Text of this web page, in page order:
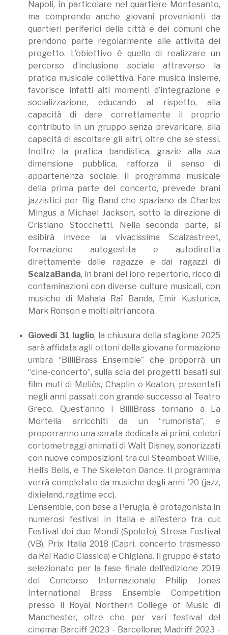
Napoli, in particolare nel quartiere Montesanto,
ma comprende anche giovani provenienti da
quartieri periferici della città e dei comuni che
prendono parte regolarmente alle attività del
progetto. L’obiettivo è quello di realizzare un
percorso d’inclusione sociale attraverso la
pratica musicale collettiva. Fare musica insieme,
favorisce infatti alti momenti d’integrazione e
socializzazione, educando al rispetto, alla
capacità di dare correttamente il proprio
contributo in un gruppo senza prevaricare, alla
capacità di ascoltare gli altri, oltre che se stessi.
Inoltre la pratica bandistica, grazie alla sua
dimensione pubblica, rafforza il senso di
appartenenza sociale. Il programma musicale
della prima parte del concerto, prevede brani
jazzistici per Big Band che spaziano da Charles
Mingus a Michael Jackson, sotto la direzione di
Cristiano Stocchetti. Nella seconda parte, si
esibirà invece la vivacissima Scalzastreet,
formazione autogestita e autodiretta
direttamente dalle ragazze e dai ragazzi di
ScalzaBanda, in brani del loro repertorio, ricco di
contaminazioni con diverse culture musicali, con
musiche di Mahala Raï Banda, Emir Kusturica,
Mark Ronson e molti altri ancora.
Giovedi 31 luglio, la chiusura della stagione 2025
sarà affidata agli ottoni della giovane formazione
umbra “BilliBrass Ensemble” che proporrà un
“cine-concerto”, sulla scia dei progetti basati sui
film muti di Meliès, Chaplin o Keaton, presentati
negli anni passati con grande successo al Teatro
Greco. Quest’anno i BilliBrass tornano a La
Mortella arricchiti da un “rumorista”, e
proporranno una serata dedicata ai primi, celebri
cortometraggi animati di Walt Disney, sonorizzati
con nuove composizioni, tra cui Steamboat Willie,
Hell’s Bells, e The Skeleton Dance. Il programma
verrà completato da musiche degli anni '20 (jazz,
dixieland, ragtime ecc).
L’ensemble, con base a Perugia, è protagonista in
numerosi festival in Italia e all’estero fra cui:
Festival dei due Mondi (Spoleto), Stresa Festival
(VB), Prix Italia 2018 (Capri, concerto trasmesso
da Rai Radio Classica) e Chigiana. Il gruppo è stato
selezionato per la fase finale dell'edizione 2019
del Concorso Internazionale Philip Jones
International Brass Ensemble Competition
presso il Royal Northern College of Music di
Manchester, oltre che per vari festival del
cinema: Barciff 2023 - Barcellona; Madriff 2023 -